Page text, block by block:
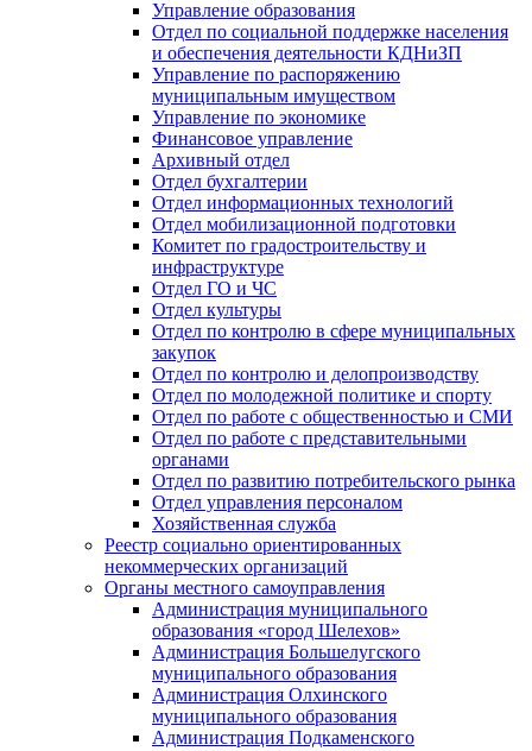
Управление образования
Отдел по социальной поддержке населения
и обеспечения деятельности КДНиЗП
Управление по распоряжению
муниципальным имуществом
Управление по экономике
Финансовое управление
Архивный отдел
Отдел бухгалтерии
Отдел информационных технологий
Отдел мобилизационной подготовки
Комитет по градостроительству и
инфраструктуре
Отдел ГО и ЧС
Отдел культуры
Отдел по контролю в сфере муниципальных
закупок
Отдел по контролю и делопроизводству
Отдел по молодежной политике и спорту
Отдел по работе с общественностью и СМИ
Отдел по работе с представительными
органами
Отдел по развитию потребительского рынка
Отдел управления персоналом
Хозяйственная служба
Реестр социально ориентированных
некоммерческих организаций
Органы местного самоуправления
Администрация муниципального
образования «город Шелехов»
Администрация Большелугского
муниципального образования
Администрация Олхинского
муниципального образования
Администрация Подкаменского